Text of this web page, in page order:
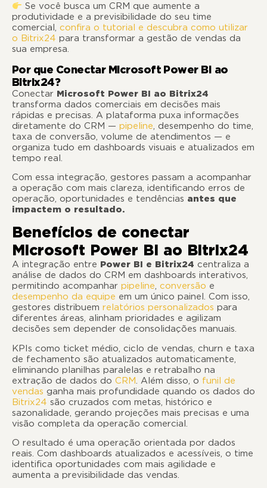
Se você busca um CRM que aumente a
produtividade e a previsibilidade do seu time
comercial, confira o tutorial e descubra como utilizar
o Bitrix24 para transformar a gestão de vendas da
sua empresa.
Por que Conectar Microsoft Power BI ao
Bitrix24?
Conectar Microsoft Power BI ao Bitrix24
transforma dados comerciais em decisões mais
rápidas e precisas. A plataforma puxa informações
diretamente do CRM — pipeline , desempenho do time,
taxa de conversão, volume de atendimentos — e
organiza tudo em dashboards visuais e atualizados em
tempo real.
Com essa integração, gestores passam a acompanhar
a operação com mais clareza, identificando erros de
operação, oportunidades e tendências antes que
impactem o resultado.
Benefícios de conectar
Microsoft Power BI ao Bitrix24
A integração entre Power BI e Bitrix24 centraliza a
análise de dados do CRM em dashboards interativos,
permitindo acompanhar pipeline, conversão e
desempenho da equipe em um único painel. Com isso,
gestores distribuem relatórios personalizados para
diferentes áreas, alinham prioridades e agilizam
decisões sem depender de consolidações manuais.
KPIs como ticket médio, ciclo de vendas, churn e taxa
de fechamento são atualizados automaticamente,
eliminando planilhas paralelas e retrabalho na
extração de dados do CRM. Além disso, o funil de
vendas ganha mais profundidade quando os dados do
Bitrix24 são cruzados com metas, histórico e
sazonalidade, gerando projeções mais precisas e uma
visão completa da operação comercial.
O resultado é uma operação orientada por dados
reais. Com dashboards atualizados e acessíveis, o time
identifica oportunidades com mais agilidade e
aumenta a previsibilidade das vendas.